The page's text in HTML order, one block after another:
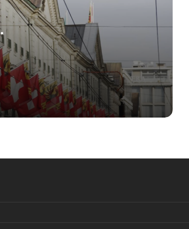
Инициатива по налогу на
наследство: зависть, ведущая к
обнищанию
Цены на собственное жильё в
Цюрихе продолжают расти
Швейцария готовится к
голосованию по налогу на
фиктивную аренду
в Базель